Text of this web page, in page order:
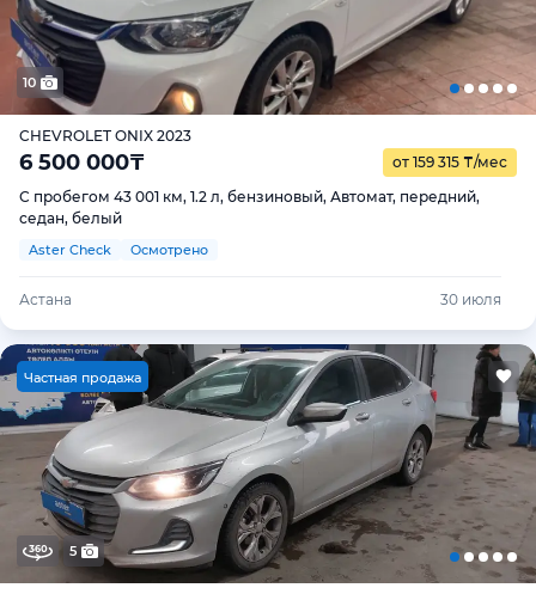
10
CHEVROLET ONIX 2023
6 500 000₸ от 159 315 ₸/мес
С пробегом 43 001 км, 1.2 л, бензиновый, Автомат, передний,
седан, белый
Aster Check Осмотрено
Астана 30 июля
Частная продажа
5